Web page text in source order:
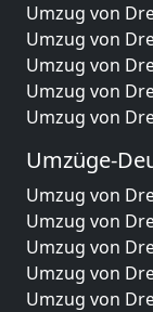
Umzug von
Umzug von
Umzug von
Umzug von
Umzug von
Umzüge-
Umzug von
Umzug von
Umzug von
Umzug von
Umzug von